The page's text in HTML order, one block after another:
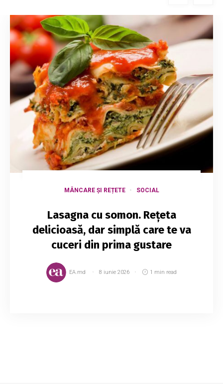
MÂNCARE ȘI REȚETE SOCIAL
Lasagna cu somon. Rețeta
delicioasă, dar simplă care te va
cuceri din prima gustare
EA.md 8 iunie 2026 1 min read